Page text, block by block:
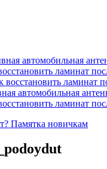
автомобильная
ламинат
восстановить ламинат
автомобильная
ламинат
Памятка новичкам